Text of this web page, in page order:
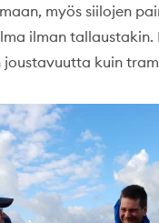
myös siilojen
ilman
kuin